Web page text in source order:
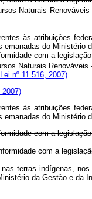
Naturais
às atribuições
do Ministério
com a
Naturais
nº 11.516, 2007)
2007)
às atribuições
do Ministério
com a
com a
terras indígenas,
da Gestão e